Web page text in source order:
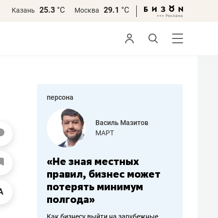
Казань 25.3 °С Москва 29.1 °С
персона
работа
Василь Мазитов
МАРТ
«Не зная местных
правил, бизнес может
потерять минимум
полгода»